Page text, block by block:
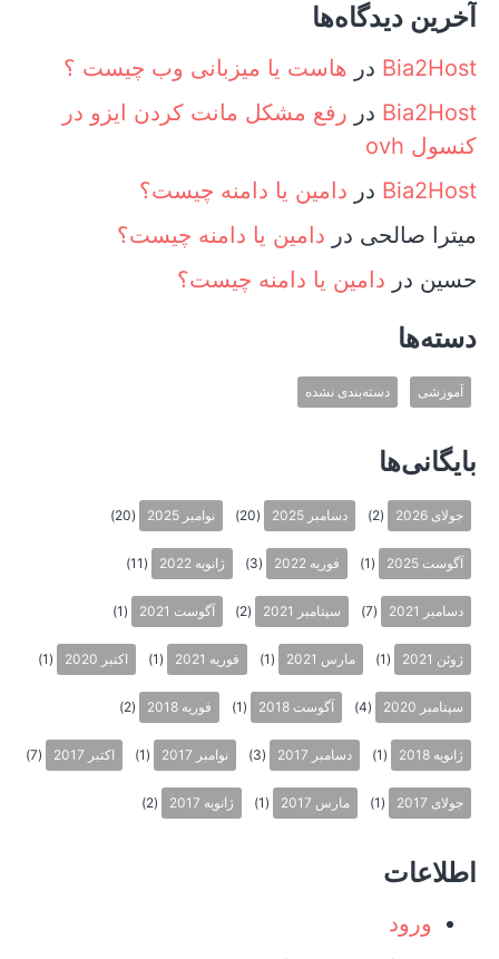
آخرین دیدگاه‌ها
Bia2Host در هاست یا میزبانی وب چیست ؟
Bia2Host در رفع مشکل مانت کردن ایزو در
کنسول ovh
Bia2Host در دامین یا دامنه چیست؟
میترا صالحی در دامین یا دامنه چیست؟
حسین در دامین یا دامنه چیست؟
دسته‌ها
آموزشی دسته‌بندی نشده
بایگانی‌ها
جولای 2026 (2) دسامبر 2025 (20) نوامبر 2025 (20)
آگوست 2025 (1) فوریه 2022 (3) ژانویه 2022 (11)
دسامبر 2021 (7) سپتامبر 2021 (2) آگوست 2021 (1)
ژوئن 2021 (1) مارس 2021 (1) فوریه 2021 (1) اکتبر 2020 (1)
سپتامبر 2020 (4) آگوست 2018 (1) فوریه 2018 (2)
ژانویه 2018 (1) دسامبر 2017 (3) نوامبر 2017 (1) اکتبر 2017 (7)
جولای 2017 (1) مارس 2017 (1) ژانویه 2017 (2)
اطلاعات
ورود